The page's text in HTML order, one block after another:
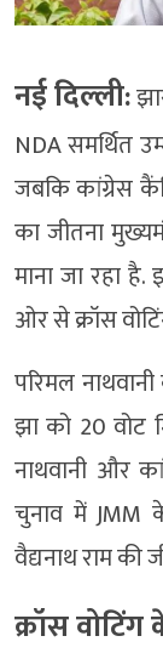
नई दिल्ली:
NDA समर्थित
जबकि कांग्रेस
का जीतना
माना जा रहा
ओर से क्रॉस
परिमल
झा को 20 वोट
नाथवानी और
चुनाव में JMM
वैद्यनाथ राम की
क्रॉस